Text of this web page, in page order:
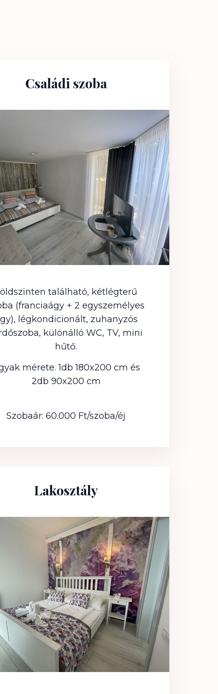
Családi szoba
található, kétlégterű
(franciaágy + 2 egyszemélyes
légkondicionált, zuhanyzós
különálló WC, TV, mini
hűtő.
mérete. 1db 180x200 cm és
2db 90x200 cm
Szobaár: 60.000 Ft/szoba/éj
Lakosztály